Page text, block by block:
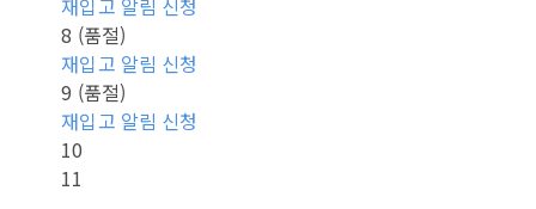
재입고 알림 신청
8 (품절)
재입고 알림 신청
9 (품절)
재입고 알림 신청
10
11